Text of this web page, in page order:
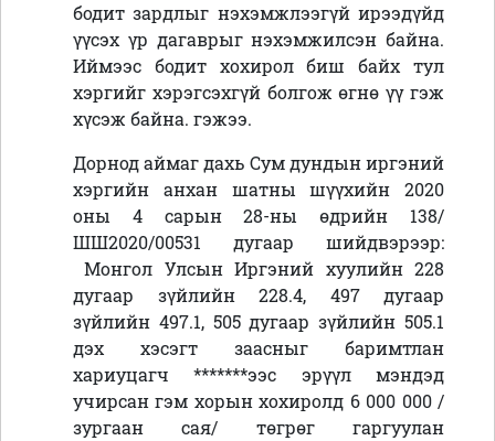
бодит зардлыг нэхэмжлээгүй ирээдүйд
үүсэх үр дагаврыг нэхэмжилсэн байна.
Иймээс бодит хохирол биш байх тул
хэргийг хэрэгсэхгүй болгож өгнө үү гэж
хүсэж байна. гэжээ.
Дорнод аймаг дахь Сум дундын иргэний
хэргийн анхан шатны шүүхийн 2020
оны 4 сарын 28-ны өдрийн 138/
ШШ2020/00531 дугаар шийдвэрээр:
Монгол Улсын Иргэний хуулийн 228
дугаар зүйлийн 228.4, 497 дугаар
зүйлийн 497.1, 505 дугаар зүйлийн 505.1
дэх хэсэгт заасныг баримтлан
хариуцагч*******ээс эрүүл мэндэд
учирсан гэм хорын хохиролд 6 000 000 /
зургаан сая/ төгрөг гаргуулан